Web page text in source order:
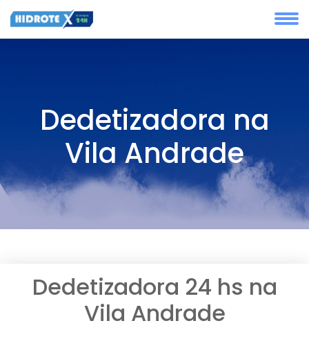
Dedetizadora na
Vila Andrade
Dedetizadora 24 hs na
Vila Andrade